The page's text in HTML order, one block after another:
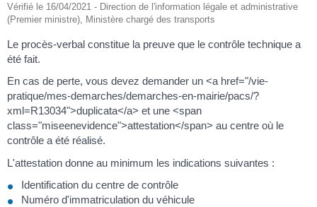
Vérifié le 16/04/2021 - Direction de l'information légale et administrative
(Premier ministre), Ministère chargé des transports
Le procès-verbal constitue la preuve que le contrôle technique a
été fait.
En cas de perte, vous devez demander un <a href="/vie-
pratique/mes-demarches/demarches-en-mairie/pacs/?
xml=R13034">duplicata</a> et une <span
class="miseenevidence">attestation</span> au centre où le
contrôle a été réalisé.
L'attestation donne au minimum les indications suivantes :
Identification du centre de contrôle
Numéro d'immatriculation du véhicule